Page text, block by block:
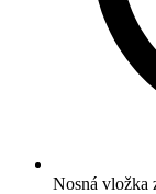
Nosná vložka